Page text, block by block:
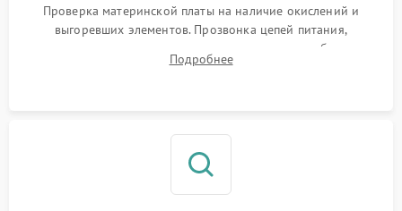
Проверка материнской платы на наличие окислений и
выгоревших элементов. Прозвонка цепей питания,
тестирование приводных моторов колес и турбины
всасывания. Оценка состояния оптических и инфракрасных
Подробнее